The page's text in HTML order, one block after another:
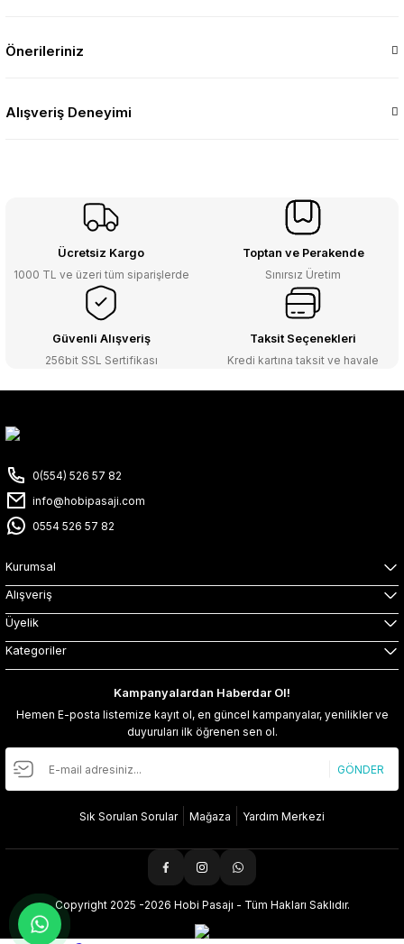
Önerileriniz
Alışveriş Deneyimi
Ücretsiz Kargo
1000 TL ve üzeri tüm siparişlerde
Toptan ve Perakende
Sınırsız Üretim
Güvenli Alışveriş
256bit SSL Sertifikası
Taksit Seçenekleri
Kredi kartına taksit ve havale
0(554) 526 57 82
info@hobipasaji.com
0554 526 57 82
Kurumsal
Alışveriş
Üyelik
Kategoriler
Kampanyalardan Haberdar Ol!
Hemen E-posta listemize kayıt ol, en güncel kampanyalar, yenilikler ve
duyuruları ilk öğrenen sen ol.
GÖNDER
Sık Sorulan Sorular Mağaza Yardım Merkezi
Copyright 2025 -2026 Hobi Pasajı - Tüm Hakları Saklıdır.